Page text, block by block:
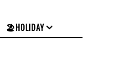
🏖️HOLIDAY